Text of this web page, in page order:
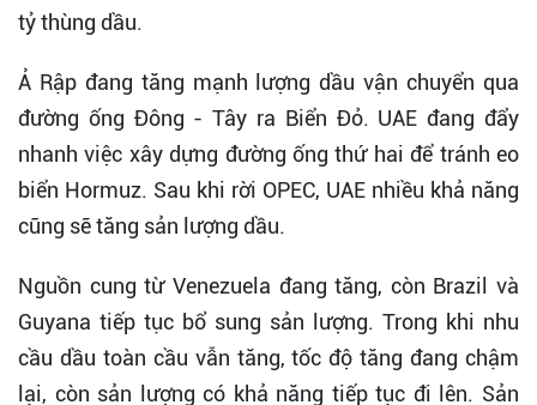
tỷ thùng dầu.
Ả Rập đang tăng mạnh lượng dầu vận chuyển qua
đường ống Đông - Tây ra Biển Đỏ. UAE đang đẩy
nhanh việc xây dựng đường ống thứ hai để tránh eo
biển Hormuz. Sau khi rời OPEC, UAE nhiều khả năng
cũng sẽ tăng sản lượng dầu.
Nguồn cung từ Venezuela đang tăng, còn Brazil và
Guyana tiếp tục bổ sung sản lượng. Trong khi nhu
cầu dầu toàn cầu vẫn tăng, tốc độ tăng đang chậm
lại, còn sản lượng có khả năng tiếp tục đi lên. Sản